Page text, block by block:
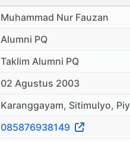
Muhammad Nur Fauzan
Alumni PQ
Taklim Alumni PQ
02 Agustus 2003
Karanggayam, Sitimulyo,
085876938149